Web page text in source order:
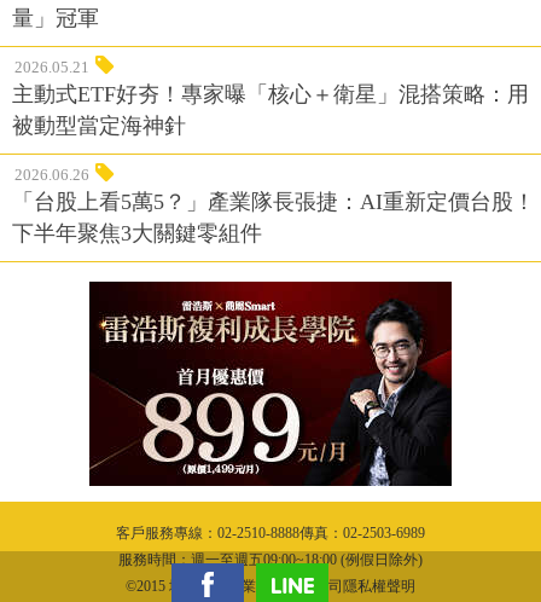
量」冠軍
2026.05.21
主動式ETF好夯！專家曝「核心＋衛星」混搭策略：用
被動型當定海神針
2026.06.26
「台股上看5萬5？」產業隊長張捷：AI重新定價台股！
下半年聚焦3大關鍵零組件
客戶服務專線：02-2510-8888傳真：02-2503-6989
服務時間：週一至週五09:00~18:00 (例假日除外)
©2015 城邦文化事業股份有限公司隱私權聲明